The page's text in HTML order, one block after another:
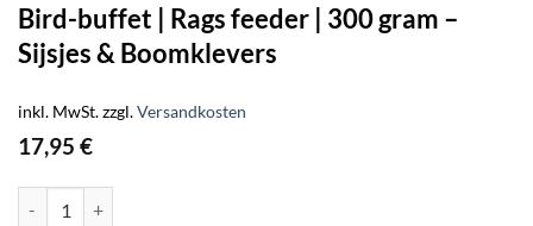
Bird-buffet | Rags feeder | 300 gram –
Sijsjes & Boomklevers
inkl. MwSt.zzgl.Versandkosten
17,95 €